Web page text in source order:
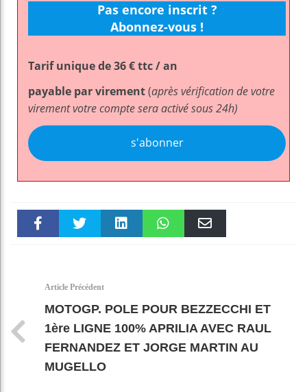
Pas encore inscrit ?
Abonnez-vous !
Tarif unique de 36 € ttc / an
payable par virement(après vérification de votre
virement votre compte sera activé sous 24h)
s'abonner
Article Précédent
MOTOGP. POLE POUR BEZZECCHI ET
1ère LIGNE 100% APRILIA AVEC RAUL
FERNANDEZ ET JORGE MARTIN AU
MUGELLO